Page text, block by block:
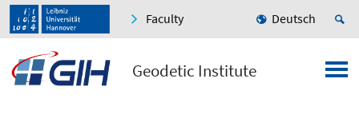
Faculty Deutsch
Geodetic Institute